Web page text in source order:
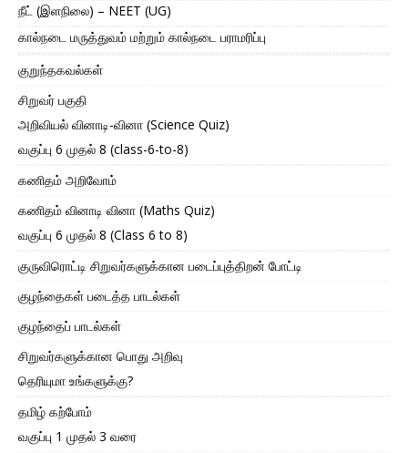
நீட் (இளநிலை) – NEET (UG)
கால்நடை மருத்துவம் மற்றும் கால்நடை பராமரிப்பு
குறுந்தகவல்கள்
சிறுவர் பகுதி
அறிவியல் வினாடி-வினா (Science Quiz)
வகுப்பு 6 முதல் 8 (class-6-to-8)
கணிதம் அறிவோம்
கணிதம் வினாடி வினா (Maths Quiz)
வகுப்பு 6 முதல் 8 (Class 6 to 8)
குருவிரொட்டி சிறுவர்களுக்கான படைப்புத்திறன் போட்டி
குழந்தைகள் படைத்த பாடல்கள்
குழந்தைப் பாடல்கள்
சிறுவர்களுக்கான பொது அறிவு
தெரியுமா உங்களுக்கு?
தமிழ் கற்போம்
வகுப்பு 1 முதல் 3 வரை